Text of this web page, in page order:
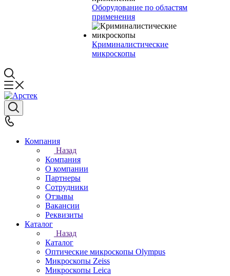
Оборудование по областям
применения
Криминалистические
микроскопы
Компания
Назад
Компания
О компании
Партнеры
Сотрудники
Отзывы
Вакансии
Реквизиты
Каталог
Назад
Каталог
Оптические микроскопы Olympus
Микроскопы Zeiss
Микроскопы Leica